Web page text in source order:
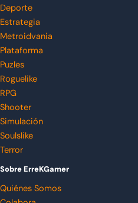
Deporte
Estrategia
Metroidvania
Plataforma
Puzles
Roguelike
RPG
Shooter
Simulación
Soulslike
Terror
Sobre ErreKGamer
Quiénes Somos